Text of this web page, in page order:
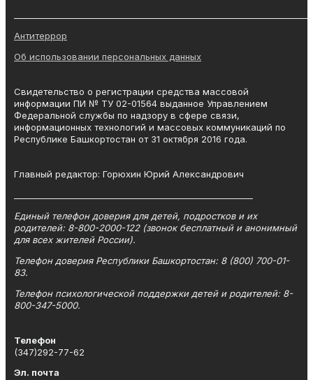
Антитеррор
Об использовании персональных данных
Свидетельство о регистрации средства массовой
информации ПИ № ТУ 02-01564 выданное Управлением
Федеральной службы по надзору в сфере связи,
информационных технологий и массовых коммуникаций по
Республике Башкортостан от 31 октября 2016 года.
Главный редактор: Горюхин Юрий Александрович
Единый телефон доверия для детей, подростков и их
родителей: 8-800-2000-122 (звонок бесплатный и анонимный
для всех жителей России).
Телефон доверия Республики Башкортостан: 8 (800) 700-01-
83.
Телефон психологической поддержки детей и родителей: 8-
800-347-5000.
Телефон
(347)292-77-62
Эл. почта